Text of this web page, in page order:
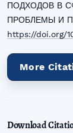
ПОДХОДОВ В
ПРОБЛЕМЫ И
https://doi.org/
More
Download